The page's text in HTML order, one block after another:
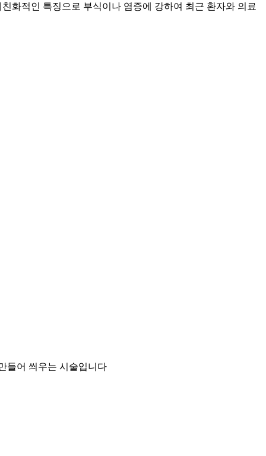
화적인 특징으로 부식이나 염증에 강하여 최근 환자와 의료
들어 씌우는 시술입니다